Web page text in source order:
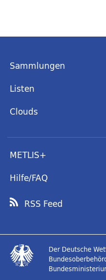
Sammlungen
Listen
Clouds
METLIS+
Hilfe/FAQ
RSS Feed
Der Deutsche